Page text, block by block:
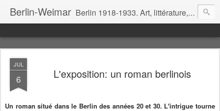
Berlin-Weimar Berlin 1918-1933. Art, littérature, cinéma, théâtre, politique, mœurs.
JUL
6 L'exposition: un roman berlinois
Un roman situé dans le Berlin des années 20 et 30. L'intrigue tourne